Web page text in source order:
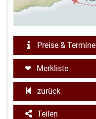
Preise & Termine
Merkliste
zurück
Teilen